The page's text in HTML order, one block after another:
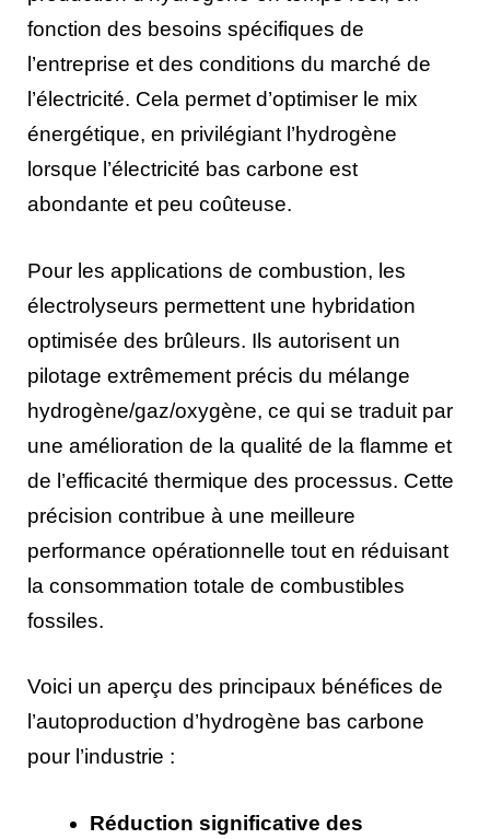
fonction des besoins spécifiques de
l’entreprise et des conditions du marché de
l’électricité. Cela permet d’optimiser le mix
énergétique, en privilégiant l’hydrogène
lorsque l’électricité bas carbone est
abondante et peu coûteuse.
Pour les applications de combustion, les
électrolyseurs permettent une hybridation
optimisée des brûleurs. Ils autorisent un
pilotage extrêmement précis du mélange
hydrogène/gaz/oxygène, ce qui se traduit par
une amélioration de la qualité de la flamme et
de l’efficacité thermique des processus. Cette
précision contribue à une meilleure
performance opérationnelle tout en réduisant
la consommation totale de combustibles
fossiles.
Voici un aperçu des principaux bénéfices de
l’autoproduction d’hydrogène bas carbone
pour l’industrie :
Réduction significative des